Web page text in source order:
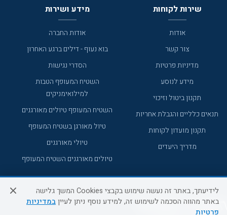
שירות לקוחות
אודות
צור קשר
מדיניות פרטיות
מידע לנוסע
תקנון ביטול וזיכוי
תנאים כלליים והגבלת אחריות
תקנון מועדון לקוחות
מדריך היעדים
מידע ושירות
אודות החברה
בוא נעוף - דילים ברגע האחרון
הסדרי נגישות
השטיח המעופף הטבות
למילואימניקים
השטיח המעופף טיולים מאורגנים
טיול מאורגן בשטיח המעופף
טיולי מאורגנים
טיולים מאורגנים השטיח המעופף
לידיעתך, באתר זה נעשה שימוש בקבצי Cookies המשך גלישה
באתר מהווה הסכמה לשימוש זה, למידע נוסף ניתן לעייןבמדיניות
פרטיות